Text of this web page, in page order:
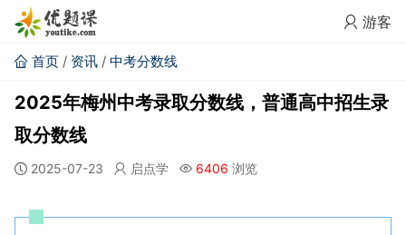
游客
首页 / 资讯 / 中考分数线
2025年梅州中考录取分数线，普通高中招生录
取分数线
2025-07-23 启点学 6406 浏览